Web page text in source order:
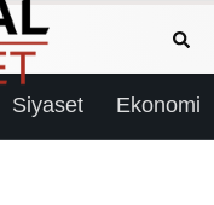
Siyaset Ekonomi